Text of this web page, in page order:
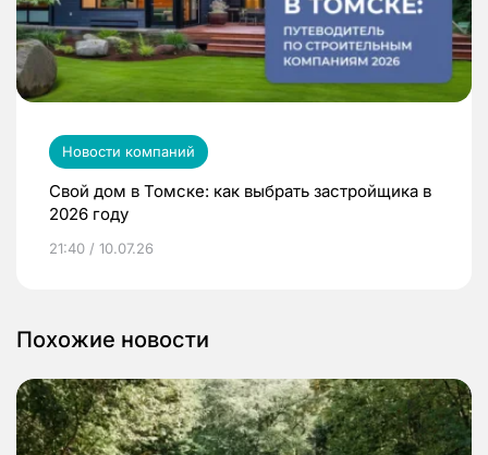
Новости компаний
Свой дом в Томске: как выбрать застройщика в
2026 году
21:40 / 10.07.26
Похожие новости